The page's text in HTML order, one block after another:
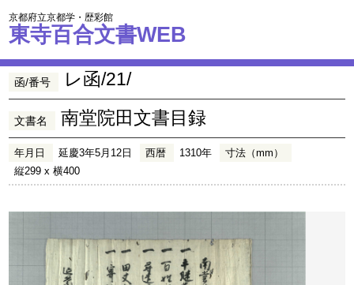
京都府立京都学・歴彩館
東寺百合文書WEB
函/番号 レ函/21/
文書名 南堂院田文書目録
年月日 延慶3年5月12日 西暦 1310年
寸法（mm）
縦299 x 横400